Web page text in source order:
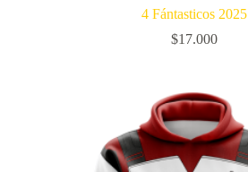
4 Fántasticos 2025
$17.000